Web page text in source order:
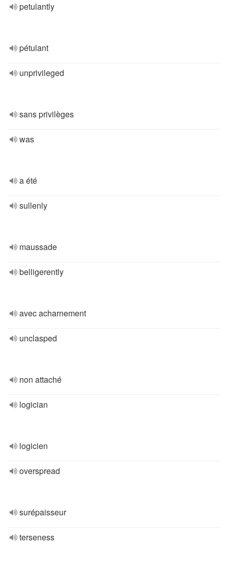
petulantly
pétulant
unprivileged
sans privilèges
was
a été
sullenly
maussade
belligerently
avec acharnement
unclasped
non attaché
logician
logicien
overspread
surépaisseur
terseness